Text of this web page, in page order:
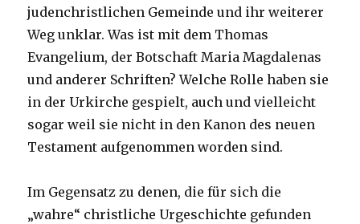
judenchristlichen Gemeinde und ihr weiterer
Weg unklar. Was ist mit dem Thomas
Evangelium, der Botschaft Maria Magdalenas
und anderer Schriften? Welche Rolle haben sie
in der Urkirche gespielt, auch und vielleicht
sogar weil sie nicht in den Kanon des neuen
Testament aufgenommen worden sind.
Im Gegensatz zu denen, die für sich die
„wahre“ christliche Urgeschichte gefunden